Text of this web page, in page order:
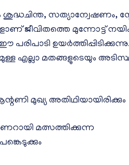
സത്യാന്വേഷണം,
ജീവിതത്തെ മുന്നോട്ട്
എല്ലാ മതങ്ങളുടെയും
മുഖ്യ അതിഥിയായിരിക്കും
മത്സത്തിക്കുന്ന